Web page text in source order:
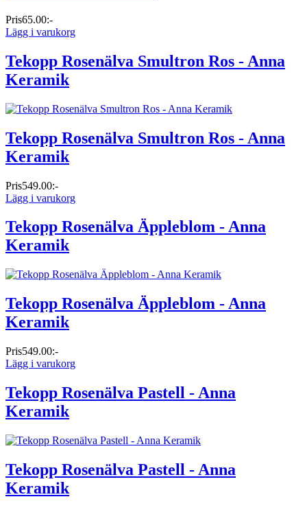
Pris65.00:-
Lägg i varukorg
Tekopp Rosenälva Smultron Ros - Anna
Keramik
Tekopp Rosenälva Smultron Ros - Anna
Keramik
Pris549.00:-
Lägg i varukorg
Tekopp Rosenälva Äppleblom - Anna
Keramik
Tekopp Rosenälva Äppleblom - Anna
Keramik
Pris549.00:-
Lägg i varukorg
Tekopp Rosenälva Pastell - Anna
Keramik
Tekopp Rosenälva Pastell - Anna
Keramik